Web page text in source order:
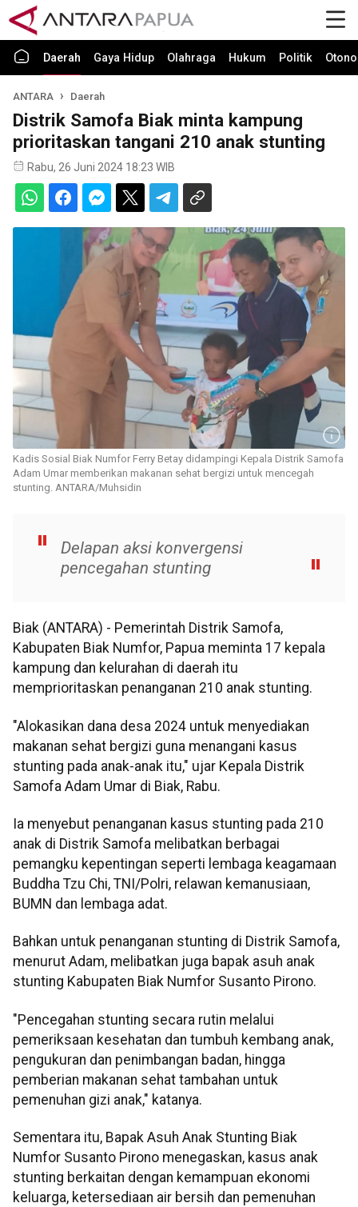
Daerah Gaya Hidup Olahraga Hukum Politik
ANTARA Daerah
Distrik Samofa Biak minta kampung
prioritaskan tangani 210 anak stunting
Rabu, 26 Juni 2024 18:23 WIB
Kadis Sosial Biak Numfor Ferry Betay didampingi Kepala Distrik Samofa
Adam Umar memberikan makanan sehat bergizi untuk mencegah
stunting. ANTARA/Muhsidin
Delapan aksi konvergensi
pencegahan stunting
Biak (ANTARA) - Pemerintah Distrik Samofa,
Kabupaten Biak Numfor, Papua meminta 17 kepala
kampung dan kelurahan di daerah itu
memprioritaskan penanganan 210 anak stunting.
"Alokasikan dana desa 2024 untuk menyediakan
makanan sehat bergizi guna menangani kasus
stunting pada anak-anak itu," ujar Kepala Distrik
Samofa Adam Umar di Biak, Rabu.
Ia menyebut penanganan kasus stunting pada 210
anak di Distrik Samofa melibatkan berbagai
pemangku kepentingan seperti lembaga keagamaan
Buddha Tzu Chi, TNI/Polri, relawan kemanusiaan,
BUMN dan lembaga adat.
Bahkan untuk penanganan stunting di Distrik Samofa,
menurut Adam, melibatkan juga bapak asuh anak
stunting Kabupaten Biak Numfor Susanto Pirono.
"Pencegahan stunting secara rutin melalui
pemeriksaan kesehatan dan tumbuh kembang anak,
pengukuran dan penimbangan badan, hingga
pemberian makanan sehat tambahan untuk
pemenuhan gizi anak," katanya.
Sementara itu, Bapak Asuh Anak Stunting Biak
Numfor Susanto Pirono menegaskan, kasus anak
stunting berkaitan dengan kemampuan ekonomi
keluarga, ketersediaan air bersih dan pemenuhan